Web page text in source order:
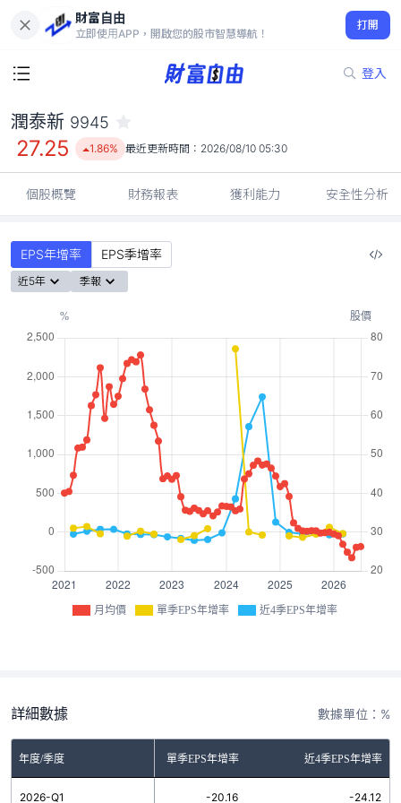
財富自由
立即使用APP，開啟您的股市智慧導航！
打開
登入
27.25
1.86%
潤泰新 9945
27.25 1.86% 最近更新時間： 2026/08/10 05:30
個股概覽 財務報表 獲利能力 安全性分析
EPS年增率 EPS季增率
近5年 季報
月均價 單季EPS年增率 近4季EPS年增率
詳細數據 數據單位：%
年度/季度 單季EPS年增率 近4季EPS年增率
2026-Q1 -20.16 -24.12